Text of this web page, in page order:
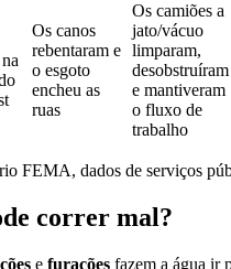
Os canos
rebentaram e
o esgoto
encheu as
ruas
Os camiões a
jato/vácuo
limparam,
desobstruíram
e mantiveram
o fluxo de
trabalho
FEMA, dados de serviços
correr mal?
e furacões fazem a água ir